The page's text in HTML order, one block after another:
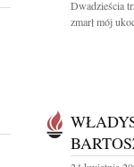
Dwadzieścia
zmarł mój